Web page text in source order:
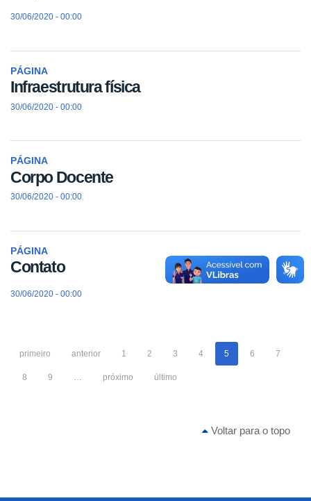
30/06/2020 - 00:00
PÁGINA
Infraestrutura física
30/06/2020 - 00:00
PÁGINA
Corpo Docente
30/06/2020 - 00:00
PÁGINA
Contato
30/06/2020 - 00:00
primeiro anterior 1 2 3 4 5 6 7
8 9 … próximo último
Voltar para o topo